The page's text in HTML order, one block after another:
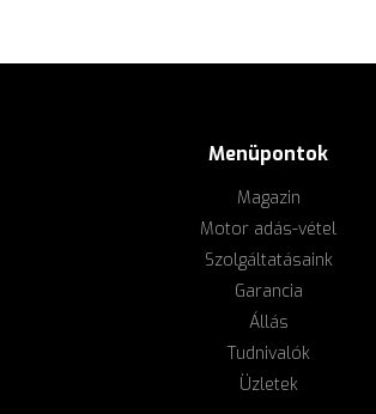
Menüpontok
Magazin
Motor adás-vétel
Szolgáltatásaink
Garancia
Állás
Tudnivalók
Üzletek